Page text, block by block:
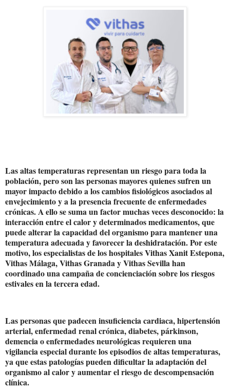
Las altas temperaturas representan un riesgo para toda la
población, pero son las personas mayores quienes sufren un
mayor impacto debido a los cambios fisiológicos asociados al
envejecimiento y a la presencia frecuente de enfermedades
crónicas. A ello se suma un factor muchas veces desconocido: la
interacción entre el calor y determinados medicamentos, que
puede alterar la capacidad del organismo para mantener una
temperatura adecuada y favorecer la deshidratación. Por este
motivo, los especialistas de los hospitales Vithas Xanit Estepona,
Vithas Málaga, Vithas Granada y Vithas Sevilla han
coordinado una campaña de concienciación sobre los riesgos
estivales en la tercera edad.
Las personas que padecen insuficiencia cardiaca, hipertensión
arterial, enfermedad renal crónica, diabetes, párkinson,
demencia o enfermedades neurológicas requieren una
vigilancia especial durante los episodios de altas temperaturas,
ya que estas patologías pueden dificultar la adaptación del
organismo al calor y aumentar el riesgo de descompensación
clínica.